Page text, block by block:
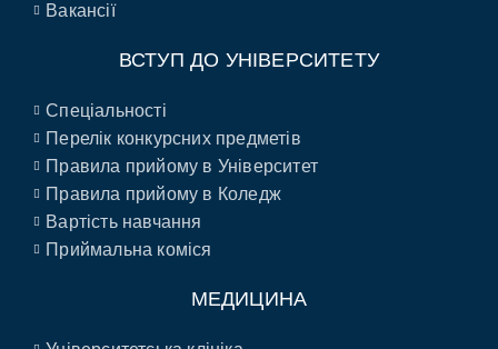
Вакансії
ВСТУП ДО УНІВЕРСИТЕТУ
Спеціальності
Перелік конкурсних предметів
Правила прийому в Університет
Правила прийому в Коледж
Вартість навчання
Приймальна коміся
МЕДИЦИНА